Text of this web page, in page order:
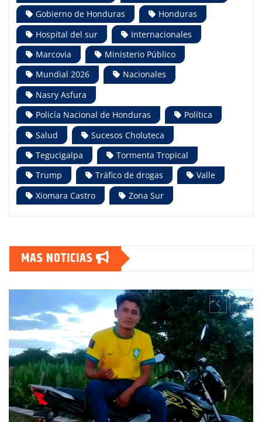
Gobierno de Honduras
Honduras
Hospital del sur
Internacionales
Marcovia
Ministerio Público
Mundial 2026
Nacionales
Nasry Asfura
Policía Nacional de Honduras
Política
Salud
Sucesos Choluteca
Tegucigalpa
Tormenta Tropical
Trump
Tráfico de drogas
Valle
Xiomara Castro
Zona Sur
MAS NOTICIAS